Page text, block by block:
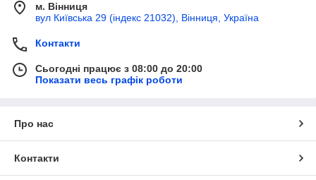
м. Вінниця
вул Київська 29 (індекс 21032), Вінниця, Україна
Контакти
Сьогодні працює з 08:00 до 20:00
Показати весь графік роботи
Про нас
Контакти